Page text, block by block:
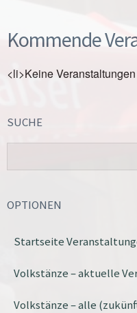
Kommende
<li>Keine
SUCHE
OPTIONEN
Startseite
Volkstänze – aktuelle
Volkstänze – alle